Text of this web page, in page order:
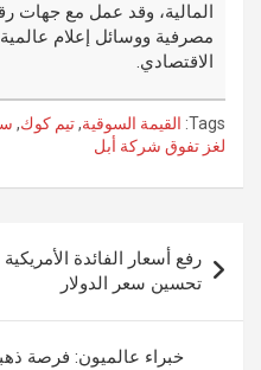
المالية، وقد عمل مع جهات
مصرفية ووسائل إعلام
الاقتصادي.
Tags: القيمة السوقية,تيم كوك,
لغز تفوق شركة أبل
المقالات
رفع أسعار الفائدة
تحسين سعر الدولار
خبراء عالميون: فرصة